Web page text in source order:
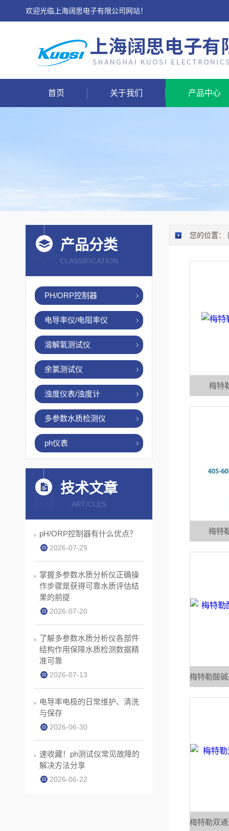
欢迎光临上海阔思电子有限公司网站！
首页 关于我们 产品中心
产品分类
CLASSIFICATION
PH/ORP控制器
电导率仪/电阻率仪
溶解氧测试仪
余氯测试仪
浊度仪表/浊度计
多参数水质检测仪
ph仪表
技术文章
ARTICLES
pH/ORP控制器有什么优点？
2026-07-29
掌握多参数水质分析仪正确操
作步骤是获得可靠水质评估结
果的前提
2026-07-20
了解多参数水质分析仪各部件
结构作用保障水质检测数据精
准可靠
2026-07-13
电导率电极的日常维护、清洗
与保存
2026-06-30
速收藏！ph测试仪常见故障的
解决方法分享
2026-06-22
您的位置：
梅特
梅特